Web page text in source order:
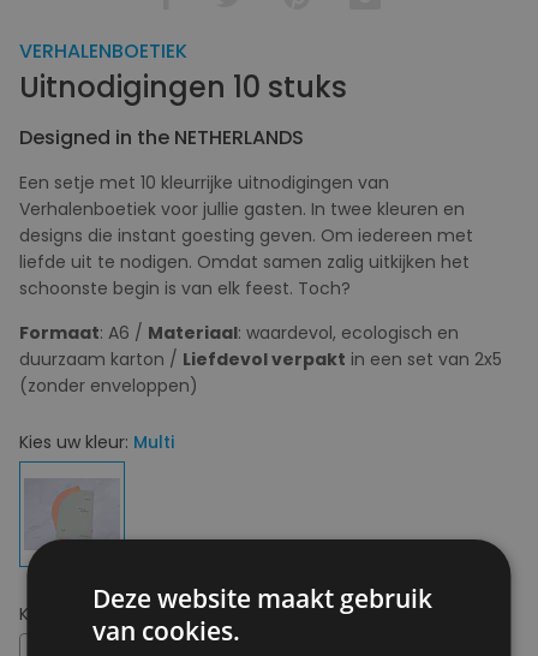
VERHALENBOETIEK
Uitnodigingen 10 stuks
Designed in the NETHERLANDS
Een setje met 10 kleurrijke uitnodigingen van
Verhalenboetiek voor jullie gasten. In twee kleuren en
designs die instant goesting geven. Om iedereen met
liefde uit te nodigen. Omdat samen zalig uitkijken het
schoonste begin is van elk feest. Toch?
Formaat: A6 / Materiaal: waardevol, ecologisch en
duurzaam karton / Liefdevol verpakt in een set van 2x5
(zonder enveloppen)
Kies uw kleur: Multi
Kies uw maat:OS
Deze website maakt gebruik
van cookies.